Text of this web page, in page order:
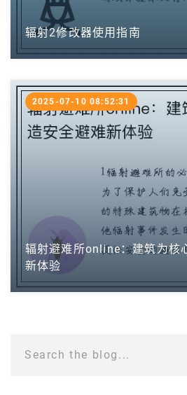
辐射2修改器使用指南
辐射避难所online：建筑为核
新体验
2025-07-10 08:52:31
Search the blog...